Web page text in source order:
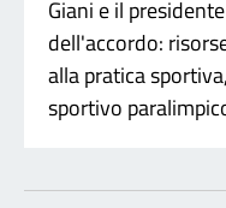
Giani e il
dell'accordo:
alla pratica
sportivo